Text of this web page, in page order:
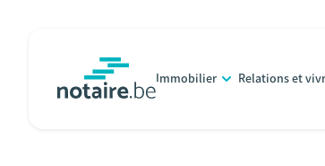
principal
Immobilier Relations et